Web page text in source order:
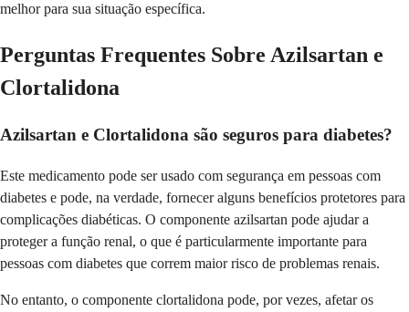
melhor para sua situação específica.
Perguntas Frequentes Sobre Azilsartan e
Clortalidona
Azilsartan e Clortalidona são seguros para diabetes?
Este medicamento pode ser usado com segurança em pessoas com
diabetes e pode, na verdade, fornecer alguns benefícios protetores para
complicações diabéticas. O componente azilsartan pode ajudar a
proteger a função renal, o que é particularmente importante para
pessoas com diabetes que correm maior risco de problemas renais.
No entanto, o componente clortalidona pode, por vezes, afetar os